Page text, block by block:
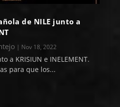
de NILE junto a
| Nov 18, 2022
a KRISIUN e INELEMENT.
para que los...